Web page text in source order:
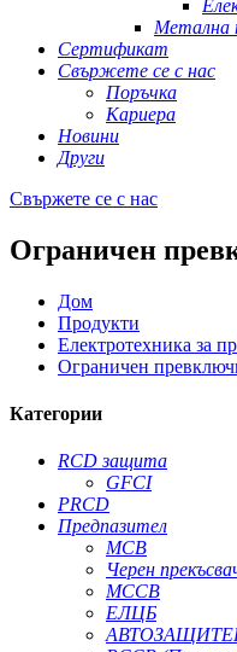
Метална
Сертификат
Свържете се с нас
Поръчка
Кариера
Новини
Други
Свържете се с нас
Ограничен
Дом
Продукти
Електротехника за
Ограничен
Категории
RCD защита
GFCI
PRCD
Предпазител
MCB
Черен
MCCB
ЕЛЦБ